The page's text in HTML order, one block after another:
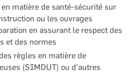
en matière de santé-sécurité sur
ou les ouvrages
en assurant le respect des
et des normes
règles en matière de
(SIMDUT) ou d’autres